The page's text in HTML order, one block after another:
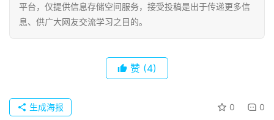
常
用
贺
络
热
登录
平台，仅提供信息存储空间服务，接受投稿是出于传递更多信
息、供广大网友交流学习之目的。
赞 (4)
0 0
生成海报